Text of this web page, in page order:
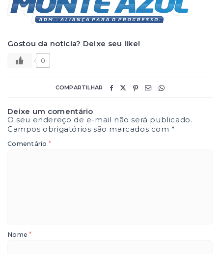
Gostou da notícia? Deixe seu like!
0
COMPARTILHAR
Deixe um comentário
O seu endereço de e-mail não será publicado.
Campos obrigatórios são marcados com*
Comentário *
Nome*